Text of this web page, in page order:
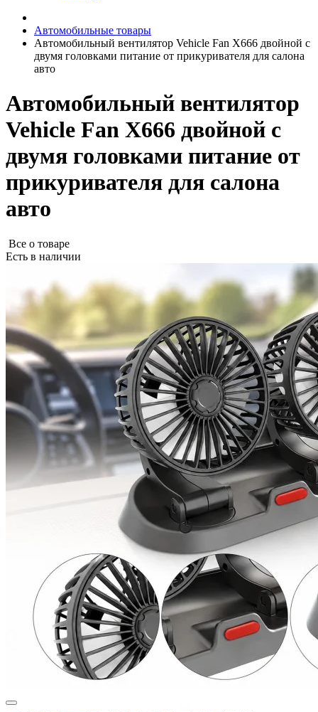
Автомобильные товары
Автомобильный вентилятор Vehicle Fan X666 двойной с
двумя головками питание от прикуривателя для салона
авто
Автомобильный вентилятор
Vehicle Fan X666 двойной с
двумя головками питание от
прикуривателя для салона
авто
Все о товаре
Есть в наличии